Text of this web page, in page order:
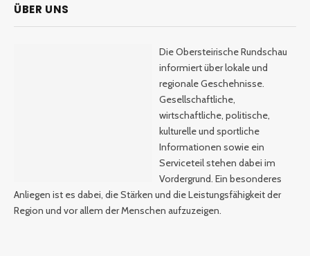
ÜBER UNS
Die Obersteirische Rundschau
informiert über lokale und
regionale Geschehnisse.
Gesellschaftliche,
wirtschaftliche, politische,
kulturelle und sportliche
Informationen sowie ein
Serviceteil stehen dabei im
Vordergrund. Ein besonderes
Anliegen ist es dabei, die Stärken und die Leistungsfähigkeit der
Region und vor allem der Menschen aufzuzeigen.